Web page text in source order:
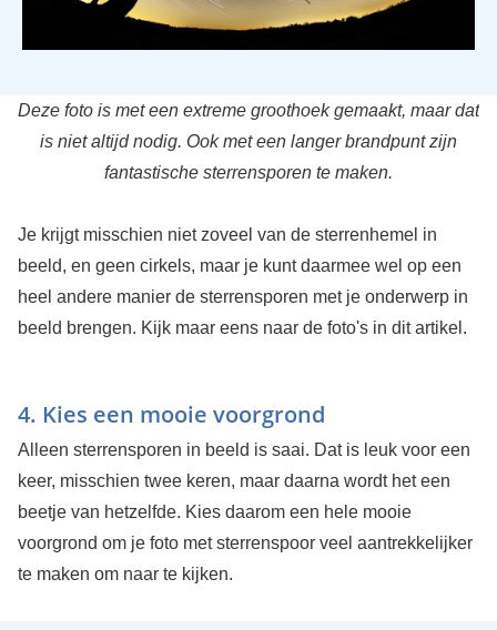
Deze foto is met een extreme groothoek gemaakt, maar dat
is niet altijd nodig. Ook met een langer brandpunt zijn
fantastische sterrensporen te maken.
Je krijgt misschien niet zoveel van de sterrenhemel in
beeld, en geen cirkels, maar je kunt daarmee wel op een
heel andere manier de sterrensporen met je onderwerp in
beeld brengen. Kijk maar eens naar de foto's in dit artikel.
4. Kies een mooie voorgrond
Alleen sterrensporen in beeld is saai. Dat is leuk voor een
keer, misschien twee keren, maar daarna wordt het een
beetje van hetzelfde. Kies daarom een hele mooie
voorgrond om je foto met sterrenspoor veel aantrekkelijker
te maken om naar te kijken.